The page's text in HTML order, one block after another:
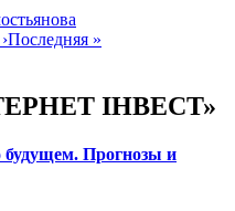
›Последняя »
ІНВЕСТ»
Прогнозы и